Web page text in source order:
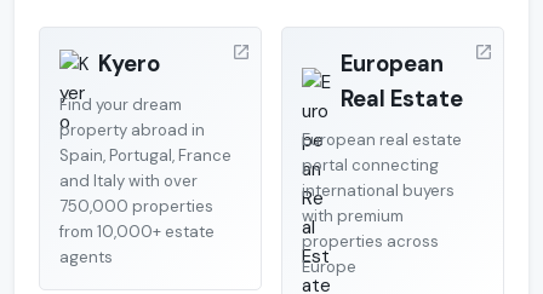
Kyero
Find your dream
property abroad in
Spain, Portugal, France
and Italy with over
750,000 properties
from 10,000+ estate
agents
European
Real Estate
European real estate
portal connecting
international buyers
with premium
properties across
Europe